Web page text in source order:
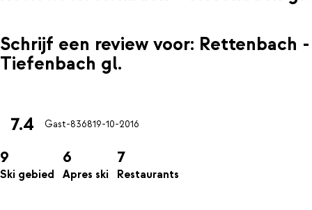
Schrijf een review voor: Rettenbach -
Tiefenbach gl.
7.4 Gast-836819-10-2016
9
Ski gebied
6
Apres ski
7
Restaurants